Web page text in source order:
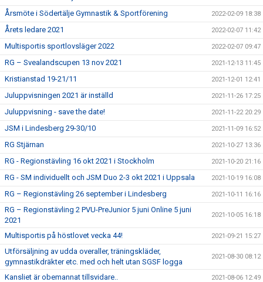
Årsmöte i Södertälje Gymnastik & Sportförening 2022-02-09 18:38
Årets ledare 2021 2022-02-07 11:42
Multisportis sportlovsläger 2022 2022-02-07 09:47
RG – Svealandscupen 13 nov 2021 2021-12-13 11:45
Kristianstad 19-21/11 2021-12-01 12:41
Juluppvisningen 2021 är inställd 2021-11-26 17:25
Juluppvisning - save the date! 2021-11-22 20:29
JSM i Lindesberg 29-30/10 2021-11-09 16:52
RG Stjärnan 2021-10-27 13:36
RG - Regionstävling 16 okt 2021 i Stockholm 2021-10-20 21:16
RG - SM individuellt och JSM Duo 2-3 okt 2021 i Uppsala 2021-10-19 16:08
RG – Regionstävling 26 september i Lindesberg 2021-10-11 16:16
RG – Regionstävling 2 PVU-PreJunior 5 juni Online 5 juni
2021
2021-10-05 16:18
Multisportis på höstlovet vecka 44! 2021-09-21 15:27
Utförsäljning av udda overaller, träningskläder,
gymnastikdräkter etc. med och helt utan SGSF logga
2021-08-30 08:12
Kansliet är obemannat tillsvidare.. 2021-08-06 12:49